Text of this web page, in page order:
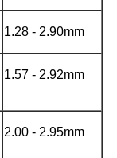
1.28 - 2.90mm
1.57 - 2.92mm
2.00 - 2.95mm